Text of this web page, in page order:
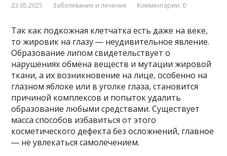
23.05.2025 Заболевание и лечение Комментарии: 0
Так как подкожная клетчатка есть даже на веке,
то жировик на глазу ― неудивительное явление.
Образование липом свидетельствует о
нарушениях обмена веществ и мутации жировой
ткани, а их возникновение на лице, особенно на
глазном яблоке или в уголке глаза, становится
причиной комплексов и попыток удалить
образование любыми средствами. Существует
масса способов избавиться от этого
косметического дефекта без осложнений, главное
― не увлекаться самолечением.